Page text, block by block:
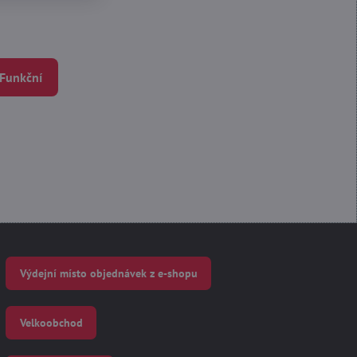
Výdejní místo objednávek z e-shopu
Velkoobchod